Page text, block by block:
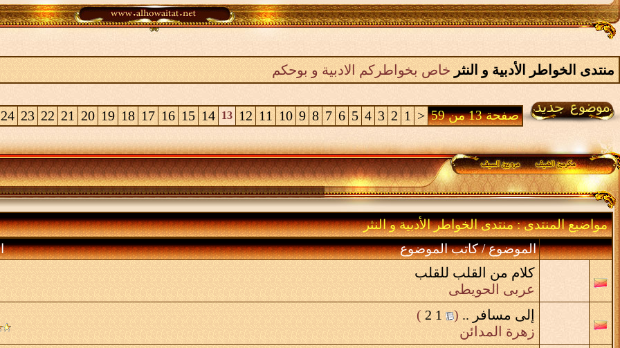
منتدى الخواطر الأدبية و النثر خاص بخواطركم الادبية و بوحكم
صفحة 13 من 59 <
1
2
3
4
5
6
7
8
9
10
11
12
13
14
15
16
17
18
19
20
21
22
23
24
مواضيع المنتدى: منتدى الخواطر الأدبية و النثر
الموضوع/كاتب الموضوع
كلام من القلب للقلب
عربى الحويطى
إلى مسافر .. (
1
2
)
زهرة المدائن